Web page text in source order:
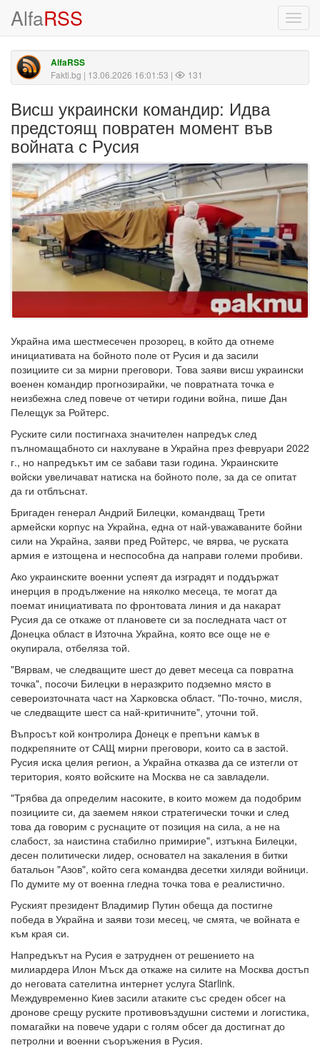
AlfaRSS
AlfaRSS
Fakti.bg | 13.06.2026 16:01:53 | 131
Висш украински командир: Идва
предстоящ повратен момент във
войната с Русия
Украйна има шестмесечен прозорец, в който да отнеме
инициативата на бойното поле от Русия и да засили
позициите си за мирни преговори. Това заяви висш украински
военен командир прогнозирайки, че повратната точка е
неизбежна след повече от четири години война, пише Дан
Пелещук за Ройтерс.
Руските сили постигнаха значителен напредък след
пълномащабното си нахлуване в Украйна през февруари 2022
г., но напредъкът им се забави тази година. Украинските
войски увеличават натиска на бойното поле, за да се опитат
да ги отблъснат.
Бригаден генерал Андрий Билецки, командващ Трети
армейски корпус на Украйна, една от най-уважаваните бойни
сили на Украйна, заяви пред Ройтерс, че вярва, че руската
армия е изтощена и неспособна да направи големи пробиви.
Ако украинските военни успеят да изградят и поддържат
инерция в продължение на няколко месеца, те могат да
поемат инициативата по фронтовата линия и да накарат
Русия да се откаже от плановете си за последната част от
Донецка област в Източна Украйна, която все още не е
окупирала, отбеляза той.
"Вярвам, че следващите шест до девет месеца са повратна
точка", посочи Билецки в неразкрито подземно място в
североизточната част на Харковска област. "По-точно, мисля,
че следващите шест са най-критичните", уточни той.
Въпросът кой контролира Донецк е препъни камък в
подкрепяните от САЩ мирни преговори, които са в застой.
Русия иска целия регион, а Украйна отказва да се изтегли от
територия, която войските на Москва не са завладели.
"Трябва да определим насоките, в които можем да подобрим
позициите си, да заемем някои стратегически точки и след
това да говорим с руснаците от позиция на сила, а не на
слабост, за наистина стабилно примирие", изтъкна Билецки,
десен политически лидер, основател на закаления в битки
батальон "Азов", който сега командва десетки хиляди войници.
По думите му от военна гледна точка това е реалистично.
Руският президент Владимир Путин обеща да постигне
победа в Украйна и заяви този месец, че смята, че войната е
към края си.
Напредъкът на Русия е затруднен от решението на
милиардера Илон Мъск да откаже на силите на Москва достъп
до неговата сателитна интернет услуга Starlink.
Междувременно Киев засили атаките със среден обсег на
дронове срещу руските противовъздушни системи и логистика,
помагайки на повече удари с голям обсег да достигнат до
петролни и военни съоръжения в Русия.